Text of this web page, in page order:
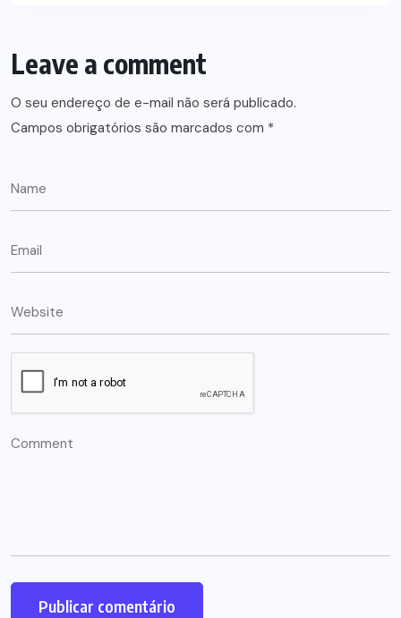
Leave a comment
O seu endereço de e-mail não será publicado.
Campos obrigatórios são marcados com *